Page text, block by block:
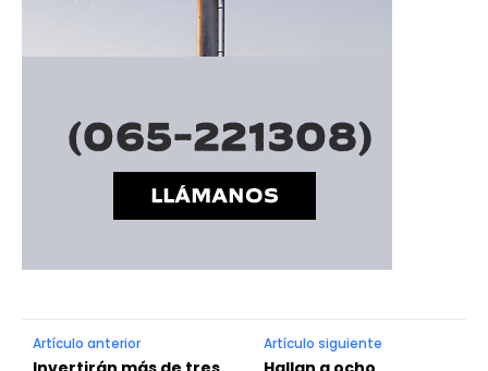
Artículo anterior Artículo siguiente